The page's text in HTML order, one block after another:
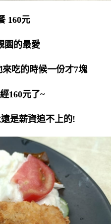
160元
園的最愛
吃的時候一份才7塊
160元了~
是薪資追不上的!